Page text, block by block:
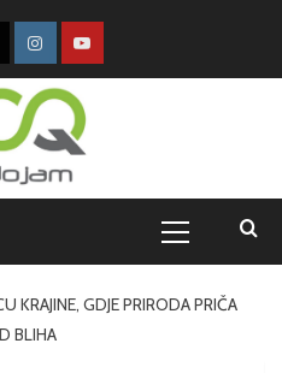
KRAJINE, GDJE PRIRODA PRIČA
BLIHA